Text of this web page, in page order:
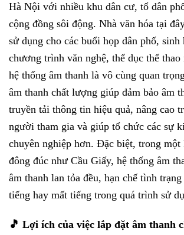
Hà Nội với nhiều khu dân cư, tổ dân
cộng đồng sôi động. Nhà văn hóa tại
sử dụng cho các buổi họp dân phố, sinh
chương trình văn nghệ, thể dục thể thao
hệ thống âm thanh là vô cùng quan
âm thanh chất lượng giúp đảm bảo âm
truyền tải thông tin hiệu quả, nâng cao
người tham gia và giúp tổ chức các sự
chuyên nghiệp hơn. Đặc biệt, trong
đông đúc như Cầu Giấy, hệ thống âm
âm thanh lan tỏa đều, hạn chế tình
tiếng hay mất tiếng trong quá trình sử
🎵 Lợi ích của việc lắp đặt âm thanh